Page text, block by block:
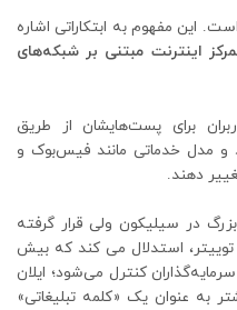
است. این مفهوم به ابتکاراتی اشاره
اینترنت مبتنی بر شبکه‌های
برای پست‌هایشان از طریق
و مدل خدماتی مانند فیس‌بوک و
دهند.
بزرگ در سیلیکون ولی قرار گرفته
استدلال می کند که بیش
کنترل می‌شود؛ ایلان
به عنوان یک «کلمه تبلیغاتی»